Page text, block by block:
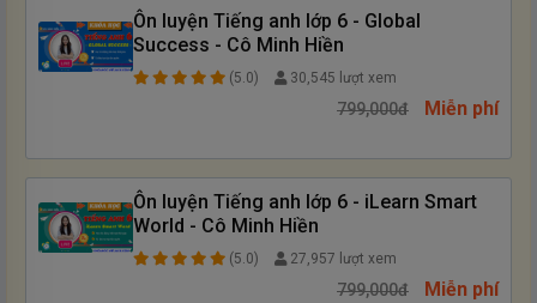
Ôn luyện Tiếng anh lớp 6 - Global
Success - Cô Minh Hiền
(5.0) 30,545 lượt xem
799,000đ Miễn phí
Ôn luyện Tiếng anh lớp 6 - iLearn Smart
World - Cô Minh Hiền
(5.0) 27,957 lượt xem
799,000đ Miễn phí